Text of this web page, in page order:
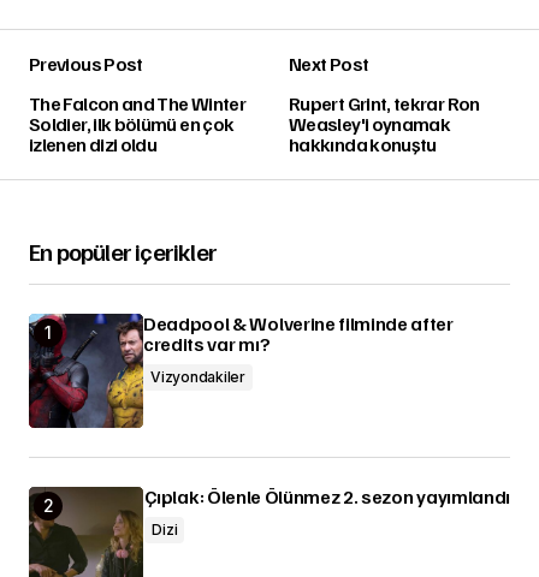
Previous Post
The Falcon and The Winter
Soldier, ilk bölümü en çok
izlenen dizi oldu
Next Post
Rupert Grint, tekrar Ron
Weasley'i oynamak
hakkında konuştu
En popüler içerikler
Deadpool & Wolverine filminde after
credits var mı?
Vizyondakiler
Çıplak: Ölenle Ölünmez 2. sezon yayımlandı
Dizi